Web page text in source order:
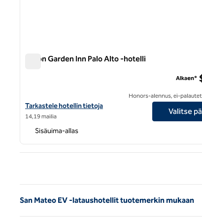
Hilton Garden Inn Palo Alto -hotelli
Katso Hilton Garden Inn Palo Alton hotellitiedot
Tarkastele hotellin tietoja
14,19 mailia
Alkaen*
Honors-alennus, ei-
Valitse
Sisäuima-allas
San Mateo EV -lataushotellit tuotemerkin mukaan